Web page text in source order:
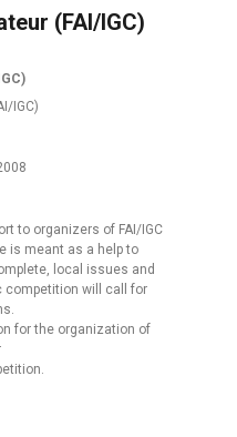
(FAI/IGC)
IGC)
to organizers of FAI/IGC
is meant as a help to
local issues and
competition will call for
for the organization of